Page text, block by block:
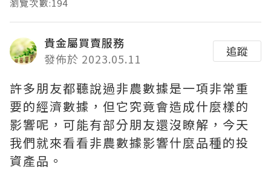
瀏覽次數:194
貴金屬買賣服務
發佈於 2023.05.11
追蹤
許多朋友都聽說過非農數據是一項非常重
要的經濟數據，但它究竟會造成什麼樣的
影響呢，可能有部分朋友還沒瞭解，今天
我們就來看看非農數據影響什麼品種的投
資產品。